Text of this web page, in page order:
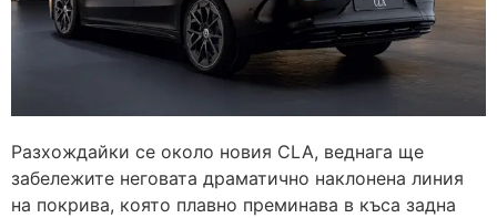
Разхождайки се около новия CLA, веднага ще
забележите неговата драматично наклонена линия
на покрива, която плавно преминава в къса задна